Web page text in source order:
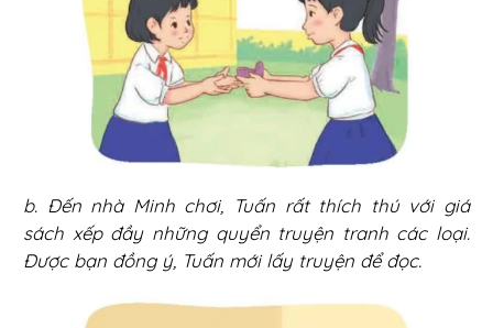
b. Đến nhà Minh chơi, Tuấn rất thích thú với giá
sách xếp đầy những quyển truyện tranh các loại.
Được bạn đồng ý, Tuấn mới lấy truyện để đọc.